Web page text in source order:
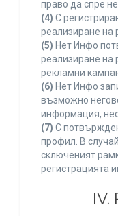
право да спре
(4) С
реализиране на
(5) Нет Инфо
реализиране на
рекламни
(6) Нет Инфо
възможно
информация,
(7) С
профил. В
сключеният
регистрацията